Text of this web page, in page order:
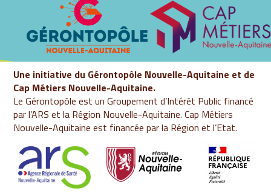
Une initiative du Gérontopôle Nouvelle-Aquitaine et de
Cap Métiers Nouvelle-Aquitaine.
Le Gérontopôle est un Groupement d’Intérêt Public financé
par l’ARS et la Région Nouvelle-Aquitaine. Cap Métiers
Nouvelle-Aquitaine est financée par la Région et l’Etat.